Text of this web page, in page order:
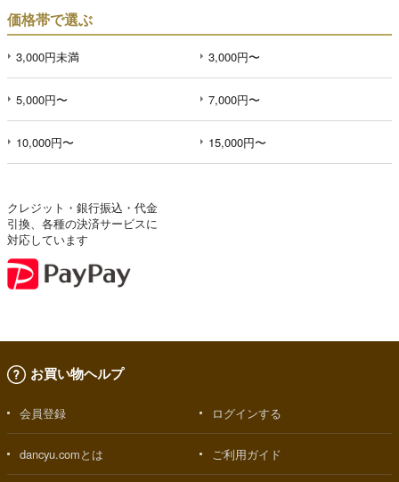
価格帯で選ぶ
3,000円未満 3,000円〜
5,000円〜 7,000円〜
10,000円〜 15,000円〜
クレジット・銀行振込・代金
引換、各種の決済サービスに
対応しています
お買い物ヘルプ
会員登録 ログインする
dancyu.comとは ご利用ガイド